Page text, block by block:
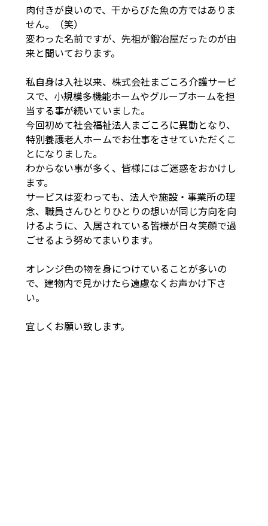
肉付きが良いので、干からびた魚の方ではありま
せん。（笑）
変わった名前ですが、先祖が鍛冶屋だったのが由
来と聞いております。
私自身は入社以来、株式会社まごころ介護サービ
スで、小規模多機能ホームやグループホームを担
当する事が続いていました。
今回初めて社会福祉法人まごころに異動となり、
特別養護老人ホームでお仕事をさせていただくこ
とになりました。
わからない事が多く、皆様にはご迷惑をおかけし
ます。
サービスは変わっても、法人や施設・事業所の理
念、職員さんひとりひとりの想いが同じ方向を向
けるように、入居されている皆様が日々笑顔で過
ごせるよう努めてまいります。
オレンジ色の物を身につけていることが多いの
で、建物内で見かけたら遠慮なくお声かけ下さ
い。
宜しくお願い致します。